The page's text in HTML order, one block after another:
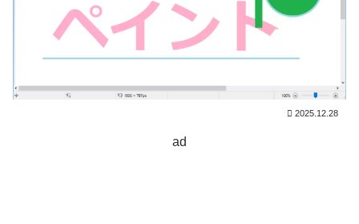
2025.12.28
ad